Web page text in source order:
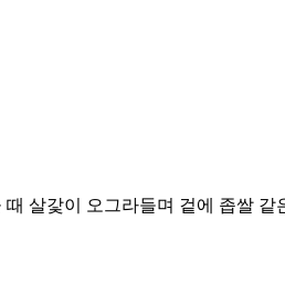
살갗이 오그라들며 겉에 좁쌀 같